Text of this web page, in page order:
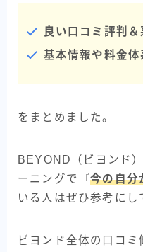
良い口コミ評判
基本情報や料金体
をまとめました。
BEYOND（ビヨンド
ーニングで『今の自分
いる人はぜひ参考にし
ビヨンド全体の口コミ